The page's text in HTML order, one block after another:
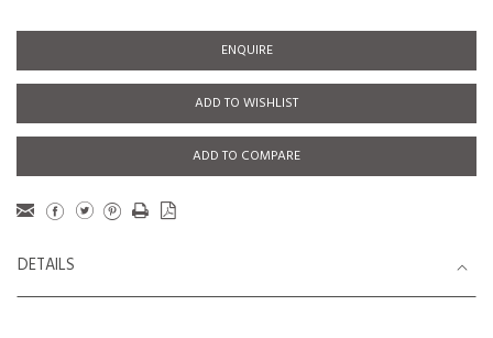
ENQUIRE
ADD TO WISHLIST
ADD TO COMPARE
DETAILS